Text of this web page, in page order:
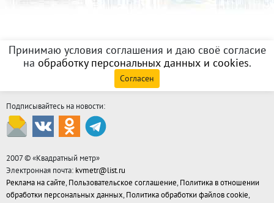
Принимаю условия соглашения и даю своё согласие
на обработку персональных данных и cookies.
Согласен
Подписывайтесь на новости:
2007 © «Квадратный метр»
Электронная почта: kvmetr@list.ru
Реклама на сайте, Пользовательское соглашение, Политика в отношении
обработки персональных данных, Политика обработки файлов cookie,